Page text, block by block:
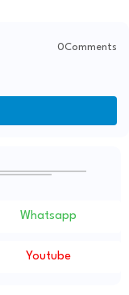
0Comments
Whatsapp
Youtube